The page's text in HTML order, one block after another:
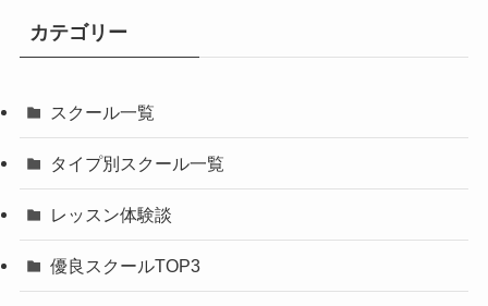
カテゴリー
スクール一覧
タイプ別スクール一覧
レッスン体験談
優良スクールTOP3